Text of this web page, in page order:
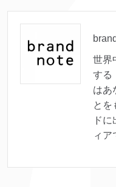
世界
する
はあ
とを
ド
ィア